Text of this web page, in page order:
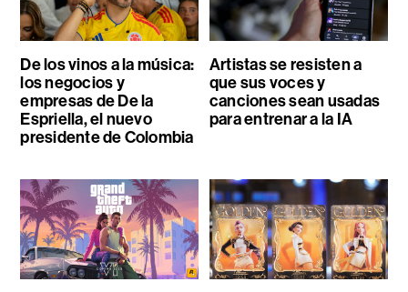
De los vinos a la música:
los negocios y
empresas de De la
Espriella, el nuevo
presidente de Colombia
Artistas se resisten a
que sus voces y
canciones sean usadas
para entrenar a la IA